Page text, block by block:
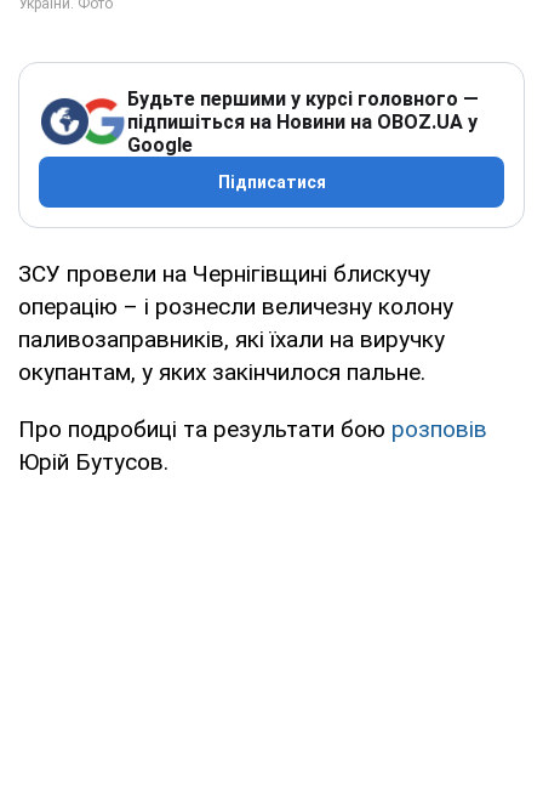
Будьте першими у курсі головного —
підпишіться на Новини на OBOZ.UA у
Google
Підписатися
ЗСУ провели на Чернігівщині блискучу
операцію – і рознесли величезну колону
паливозаправників, які їхали на виручку
окупантам, у яких закінчилося пальне.
Про подробиці та результати бою розповів
Юрій Бутусов.